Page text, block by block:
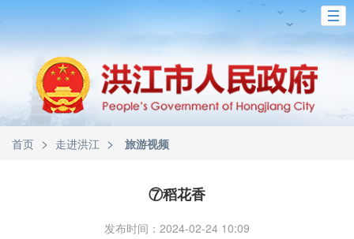
首页 > 走进洪江 > 旅游视频
⑦稻花香
发布时间：2024-02-24 10:09